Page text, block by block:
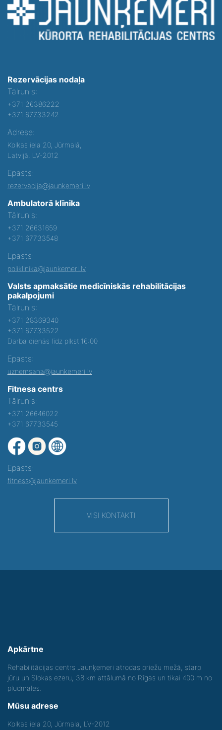
Rezervācijas nodaļa
Tālrunis:
+371 26386222
+371 67733242
Adrese:
Kolkas iela 20, Jūrmalā,
Latvijā, LV-2012
Epasts:
rezervacija@jaunkemeri.lv
Ambulatorā klīnika
Tālrunis:
+371 26631659
+371 67733548
Epasts:
poliklinika@jaunkemeri.lv
Valsts apmaksātie medicīniskās rehabilitācijas
pakalpojumi
Tālrunis:
+371 28369340
+371 67733522
Darba dienās līdz plkst.16:00
Epasts:
uznemsana@jaunkemeri.lv
Fitnesa centrs
Tālrunis:
+371 26646022
+371 67733545
Epasts:
fitness@jaunkemeri.lv
VISI KONTAKTI
Apkārtne
Rehabilitācijas centrs Jaunķemeri atrodas priežu mežā, starp
jūru un Slokas ezeru, 38 km attālumā no Rīgas un tikai 400 m no
pludmales.
Mūsu adrese
Kolkas iela 20, Jūrmala, LV-2012